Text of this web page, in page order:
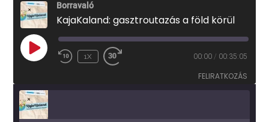
Borravaló
KajaKaland: gasztroutazás a föld körül
PLAY
EPISODE
1X 00:00 / 00:35:05
FELIRATKOZÁS